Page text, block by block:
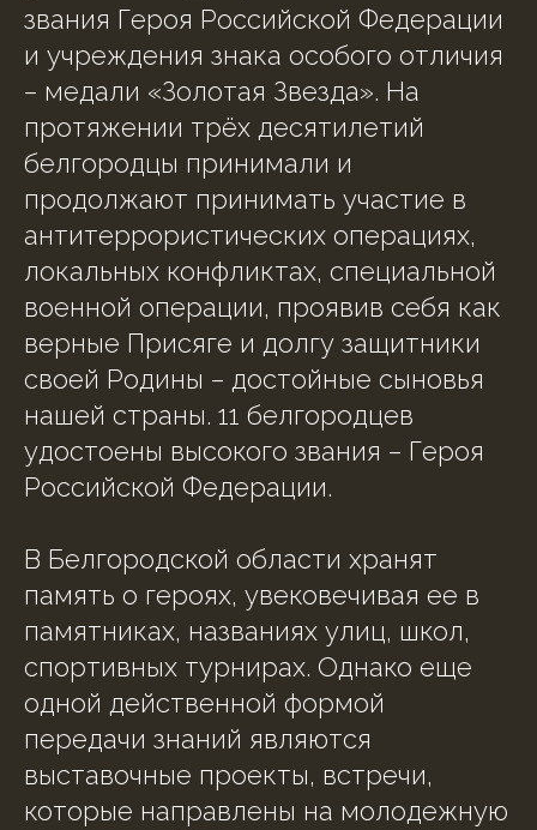
звания Героя Российской Федерации
и учреждения знака особого отличия
– медали «Золотая Звезда». На
протяжении трёх десятилетий
белгородцы принимали и
продолжают принимать участие в
антитеррористических операциях,
локальных конфликтах, специальной
военной операции, проявив себя как
верные Присяге и долгу защитники
своей Родины – достойные сыновья
нашей страны. 11 белгородцев
удостоены высокого звания – Героя
Российской Федерации.
В Белгородской области хранят
память о героях, увековечивая ее в
памятниках, названиях улиц, школ,
спортивных турнирах. Однако еще
одной действенной формой
передачи знаний являются
выставочные проекты, встречи,
которые направлены на молодежную